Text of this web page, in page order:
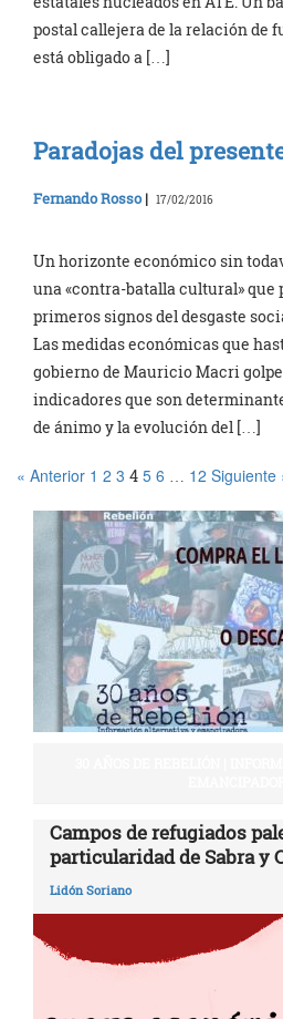
postal callejera de la relación de
está obligado a […]
Paradojas del
Fernando Rosso| 17/02/2016
Un horizonte económico sin
una «contra-batalla cultural» que
primeros signos del desgaste
Las medidas económicas que
gobierno de Mauricio Macri
indicadores que son
de ánimo y la evolución del […]
« Anterior 1 2 3 4 5 6 12 Siguiente
Campos de refugiados
particularidad de Sabra y
Lidón Soriano